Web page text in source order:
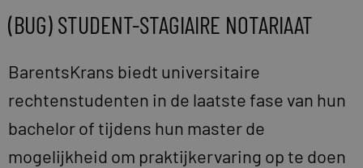
(BUG) STUDENT-STAGIAIRE NOTARIAAT
BarentsKrans biedt universitaire
rechtenstudenten in de laatste fase van hun
bachelor of tijdens hun master de
mogelijkheid om praktijkervaring op te doen